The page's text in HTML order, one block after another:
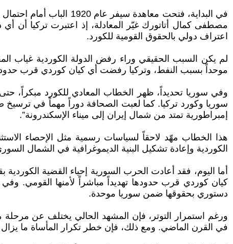
في البداية، فتحت
اعتراف دولي بالحقوق القومية للكورد.
لم يكن السبب الحقيقي وراء رفض الدولة الكوردية غياب
موحداً بسبب النفط، وتركيا رفضت أي كيان كوردي قرب
وفي سوريا تحديداً، ظهر الخطاب المعادي للكورد مبكراً،
سوريا وكورد تركيا. كما لعبت الصحافة دوراً مهماً في ترسيخ
إمبراطورية تمتد من شمال إيران إلى ميناء الإسكندرونة”.
الكوردية وإعادة تشكيل البنية الديموغرافية في الشمال
أما اليوم، فقد أعادت الحرب السورية إحياء القضية
كيان كوردي قرب حدودها تهديداً مباشراً لأمنها القومي.
دستوري بحقوقها ضمن سوريا موحدة.
ورغم استمرار التوتر، فإن المشهد الحالي يختلف عن مرحلة
في القرن الماضي. ومع ذلك، فإن خطر تكرار المأساة ما